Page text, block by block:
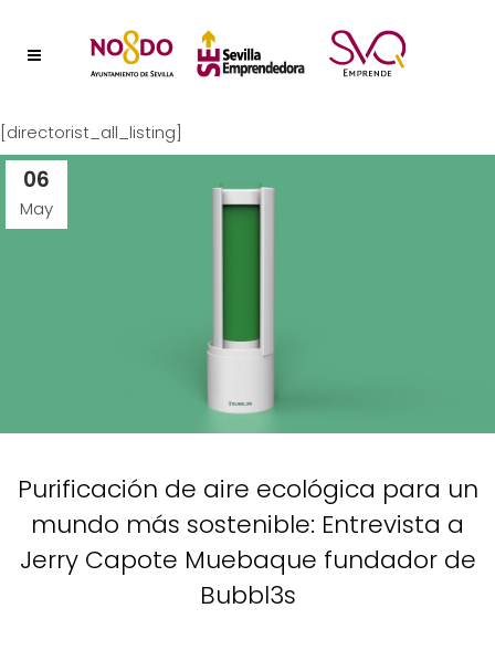
[directorist_all_listing]
06
May
Purificación de aire ecológica para un
mundo más sostenible: Entrevista a
Jerry Capote Muebaque fundador de
Bubbl3s